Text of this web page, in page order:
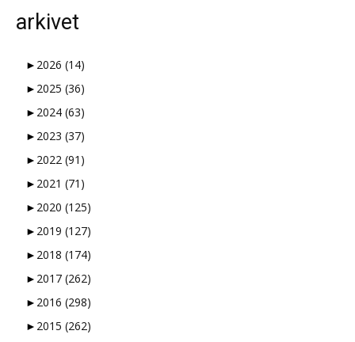
arkivet
► 2026 (14)
► 2025 (36)
► 2024 (63)
► 2023 (37)
► 2022 (91)
► 2021 (71)
► 2020 (125)
► 2019 (127)
► 2018 (174)
► 2017 (262)
► 2016 (298)
► 2015 (262)